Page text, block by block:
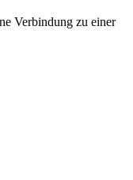
Verbindung zu einer